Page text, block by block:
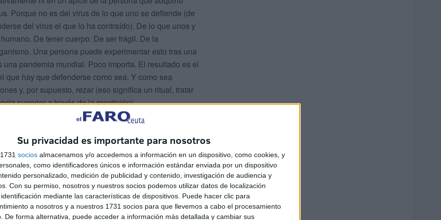
Su privacidad es importante para nosotros
socios almacenamos y/o accedemos a información en un dispositivo, como cookies, y
como identificadores únicos e información estándar enviada por un dispositivo
personalizado, medición de publicidad y contenido, investigación de audiencia y
Con su permiso, nosotros y nuestros socios podemos utilizar datos de localización
mediante las características de dispositivos. Puede hacer clic para
a nosotros y a nuestros 1731 socios para que llevemos a cabo el procesamiento
De forma alternativa, puede acceder a información más detallada y cambiar sus
Porque no es del virus de lo que uno se defiende (de
del virus el que lo ha contraído). De lo que unos y
De tener cuerpo. De ser frágil. De la
Una persona puede experimentar esto tras una
pandemia mundial. Poco importa. El resultado es el
que hay que defenderse como sea. Y como sea
y, por supuesto, rezar (eso significa un ritual, tratar
superior a través de la repetición).
que estamos conviviendo con
el aspecto de la conducta